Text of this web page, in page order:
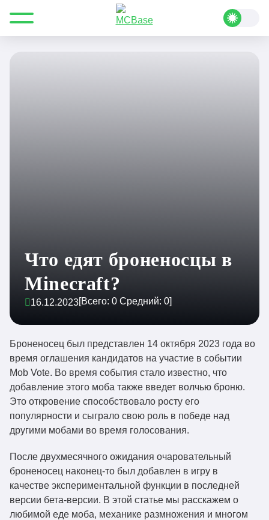
Все для Minecraft Полезные статьи
Руководства
Что едят броненосцы в
Minecraft?
16.12.2023[Всего: 0 Средний: 0]
Броненосец был представлен 14 октября 2023 года во
время оглашения кандидатов на участие в событии
Mob Vote. Во время события стало известно, что
добавление этого моба также введет волчью броню.
Это откровение способствовало росту его
популярности и сыграло свою роль в победе над
другими мобами во время голосования.
После двухмесячного ожидания очаровательный
броненосец наконец-то был добавлен в игру в
качестве экспериментальной функции в последней
версии бета-версии. В этой статье мы расскажем о
любимой еде моба, механике размножения и многом